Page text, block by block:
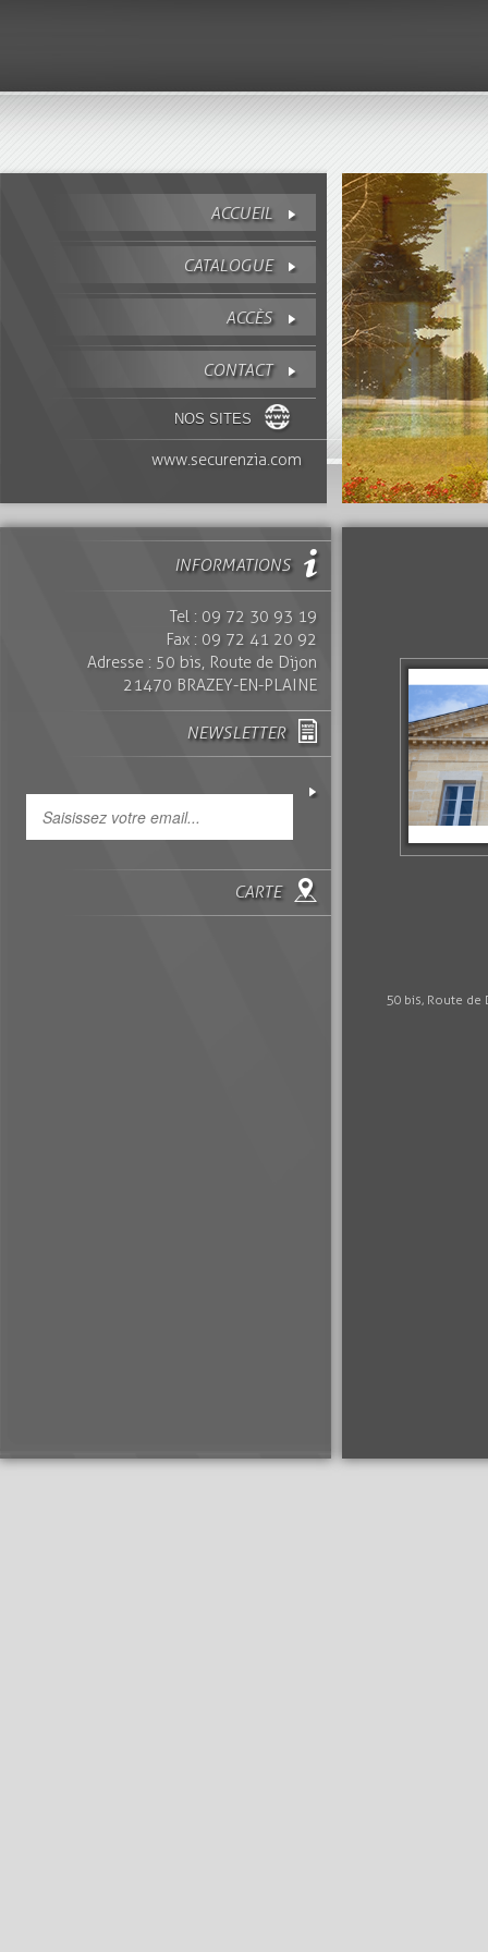
ACCUEIL
CATALOGUE
ACCÈS
CONTACT
NOS SITES
www.securenzia.com
INFORMATIONS
Tel : 09 72 30 93 19
Fax : 09 72 41 20 92
Adresse : 50 bis, Route de Dijon
21470 BRAZEY-EN-PLAINE
NEWSLETTER
CARTE
50 bis, Route de